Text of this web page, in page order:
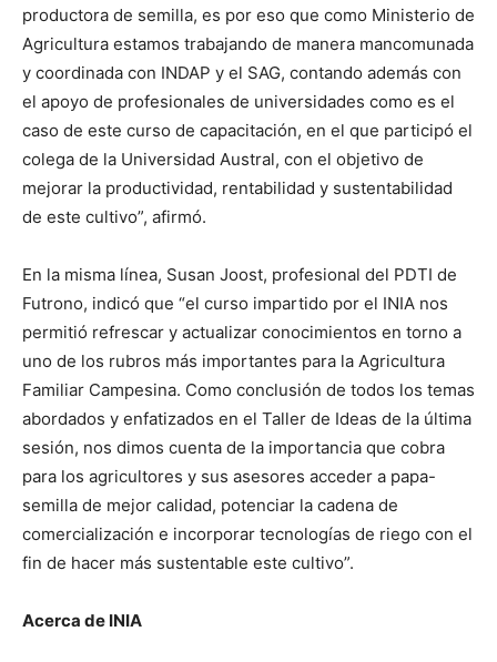
productora de semilla, es por eso que como Ministerio de
Agricultura estamos trabajando de manera mancomunada
y coordinada con INDAP y el SAG, contando además con
el apoyo de profesionales de universidades como es el
caso de este curso de capacitación, en el que participó el
colega de la Universidad Austral, con el objetivo de
mejorar la productividad, rentabilidad y sustentabilidad
de este cultivo”, afirmó.
En la misma línea, Susan Joost, profesional del PDTI de
Futrono, indicó que “el curso impartido por el INIA nos
permitió refrescar y actualizar conocimientos en torno a
uno de los rubros más importantes para la Agricultura
Familiar Campesina. Como conclusión de todos los temas
abordados y enfatizados en el Taller de Ideas de la última
sesión, nos dimos cuenta de la importancia que cobra
para los agricultores y sus asesores acceder a papa-
semilla de mejor calidad, potenciar la cadena de
comercialización e incorporar tecnologías de riego con el
fin de hacer más sustentable este cultivo”.
Acerca de INIA